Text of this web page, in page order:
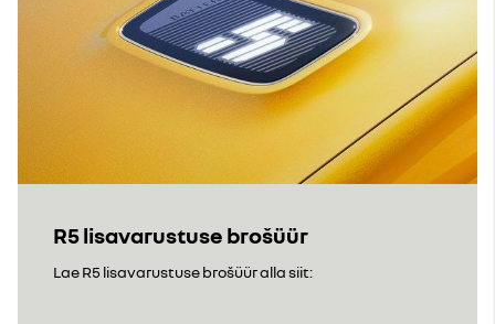
R5 lisavarustuse brošüür
Lae R5 lisavarustuse brošüür alla siit: